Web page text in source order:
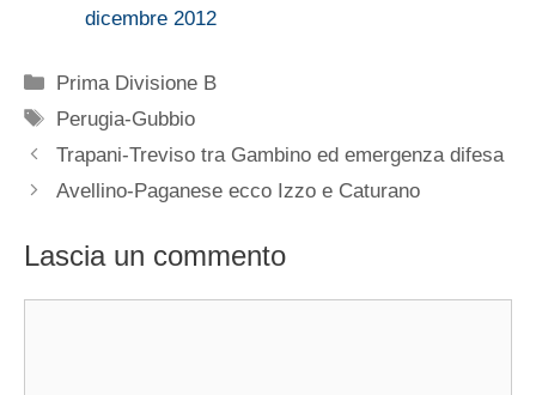
dicembre 2012
Categorie
Prima Divisione B
Tag
Perugia-Gubbio
Trapani-Treviso tra Gambino ed emergenza difesa
Avellino-Paganese ecco Izzo e Caturano
Lascia un commento